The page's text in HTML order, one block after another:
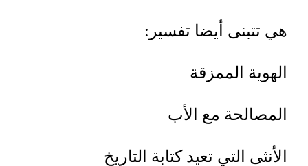
هي تتبنى أيضا تفسير :
الهوية الممزقة
المصالحة مع الأب
الأنثى التي تعيد كتابة التاريخ